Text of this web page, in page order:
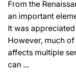
From the
an important
It was
However, much
affects multiple
can ...